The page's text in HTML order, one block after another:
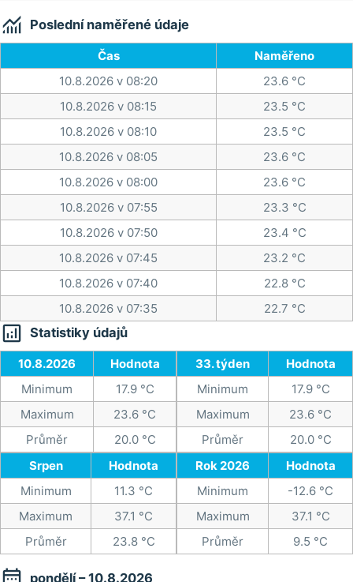
 Poslední naměřené údaje
Čas
Naměřeno
10.8.2026 v 08:20
23.6 °C
10.8.2026 v 08:15
23.5 °C
10.8.2026 v 08:10
23.5 °C
10.8.2026 v 08:05
23.6 °C
10.8.2026 v 08:00
23.6 °C
10.8.2026 v 07:55
23.3 °C
10.8.2026 v 07:50
23.4 °C
10.8.2026 v 07:45
23.2 °C
10.8.2026 v 07:40
22.8 °C
10.8.2026 v 07:35
22.7 °C
 Statistiky údajů
10.8.2026
Hodnota
Minimum
17.9 °C
Maximum
23.6 °C
Průměr
20.0 °C
33. týden
Hodnota
Minimum
17.9 °C
Maximum
23.6 °C
Průměr
20.0 °C
Srpen
Hodnota
Minimum
11.3 °C
Maximum
37.1 °C
Průměr
23.8 °C
Rok 2026
Hodnota
Minimum
-12.6 °C
Maximum
37.1 °C
Průměr
9.5 °C
pondělí – 10.8.2026